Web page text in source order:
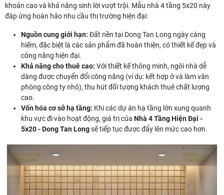
khoản cao và khả năng sinh lời vượt trội. Mẫu nhà 4 tầng 5x20 này
đáp ứng hoàn hảo nhu cầu thị trường hiện đại:
Nguồn cung giới hạn: Đất nền tại Dong Tan Long ngày càng
hiếm, đặc biệt là các sản phẩm đã hoàn thiện, có thiết kế đẹp và
công năng hiện đại.
Khả năng cho thuê cao: Với thiết kế thông minh, ngôi nhà dễ
dàng được chuyển đổi công năng (ví dụ: kết hợp ở và làm văn
phòng công ty nhỏ), thu hút đối tượng khách thuê chất lượng
cao.
Vốn hóa cơ sở hạ tầng: Khi các dự án hạ tầng lớn xung quanh
khu vực đi vào hoạt động, giá trị của Nhà 4 Tầng Hiện Đại -
5x20 - Dong Tan Longsẽ tiếp tục được đẩy lên mức cao hơn.